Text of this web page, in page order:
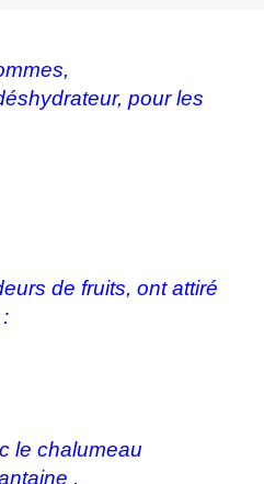
pour les
de fruits, ont attiré
le chalumeau
,